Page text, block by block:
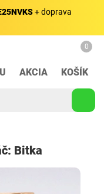
+ doprava
AKCIA
0
KOŠÍK
Bitka